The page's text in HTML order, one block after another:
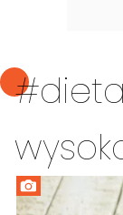
#dieta